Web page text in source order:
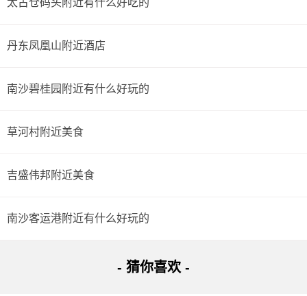
太古仓码头附近有什么好吃的
丹东凤凰山附近酒店
南沙碧桂园附近有什么好玩的
草河村附近美食
吉盛伟邦附近美食
南沙客运港附近有什么好玩的
- 猜你喜欢 -